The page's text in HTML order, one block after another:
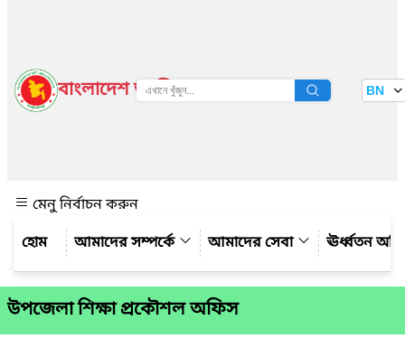
বাংলাদেশ জাতীয় তথ্য বাতায়ন BN
মেনু নির্বাচন করুন
আমাদের সম্পর্কে
আমাদের সেবা ঊর্ধ্বতন
উপজেলা শিক্ষা প্রকৌশল অফিস